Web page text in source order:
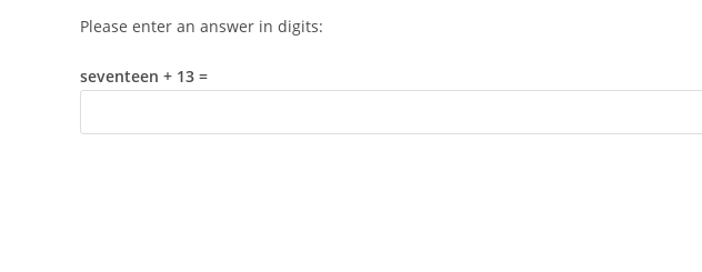
username
comment
Please enter an answer in digits:
seventeen + 13 =